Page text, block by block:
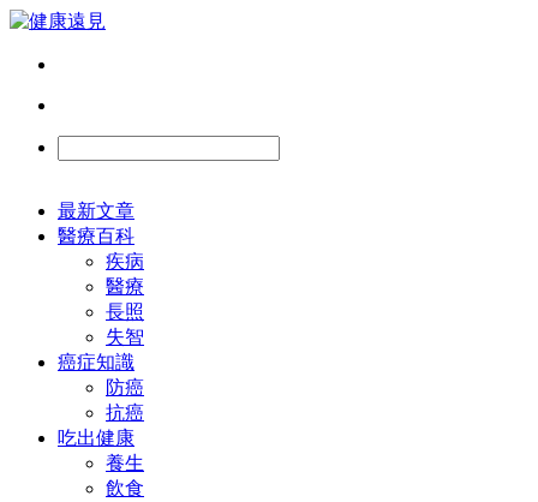
最新文章
醫療百科
疾病
醫療
長照
失智
癌症知識
防癌
抗癌
吃出健康
養生
飲食